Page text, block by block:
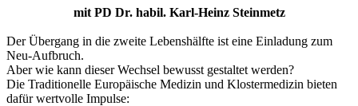
mit PD Dr. habil. Karl-Heinz Steinmetz
Der Übergang in die zweite Lebenshälfte ist eine Einladung zum
Neu-Aufbruch.
Aber wie kann dieser Wechsel bewusst gestaltet werden?
Die Traditionelle Europäische Medizin und Klostermedizin bieten
dafür wertvolle Impulse: